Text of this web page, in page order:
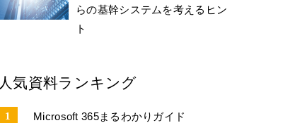
らの基幹システムを考えるヒン
ト
人気資料ランキング
Microsoft 365まるわかりガイド